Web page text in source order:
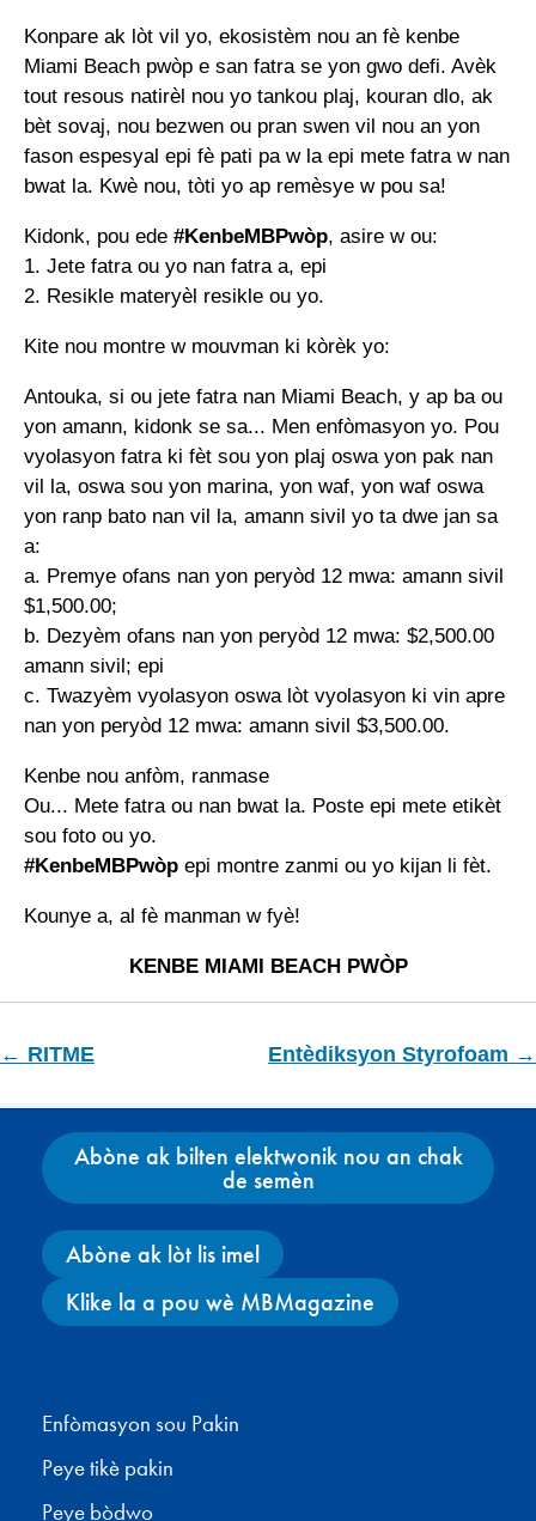
Konpare ak lòt vil yo, ekosistèm nou an fè kenbe
Miami Beach pwòp e san fatra se yon gwo defi. Avèk
tout resous natirèl nou yo tankou plaj, kouran dlo, ak
bèt sovaj, nou bezwen ou pran swen vil nou an yon
fason espesyal epi fè pati pa w la epi mete fatra w nan
bwat la. Kwè nou, tòti yo ap remèsye w pou sa!
Kidonk, pou ede #KenbeMBPwòp, asire w ou:
1. Jete fatra ou yo nan fatra a, epi
2. Resikle materyèl resikle ou yo.
Kite nou montre w mouvman ki kòrèk yo:
Antouka, si ou jete fatra nan Miami Beach, y ap ba ou
yon amann, kidonk se sa... Men enfòmasyon yo. Pou
vyolasyon fatra ki fèt sou yon plaj oswa yon pak nan
vil la, oswa sou yon marina, yon waf, yon waf oswa
yon ranp bato nan vil la, amann sivil yo ta dwe jan sa
a:
a. Premye ofans nan yon peryòd 12 mwa: amann sivil
$1,500.00;
b. Dezyèm ofans nan yon peryòd 12 mwa: $2,500.00
amann sivil; epi
c. Twazyèm vyolasyon oswa lòt vyolasyon ki vin apre
nan yon peryòd 12 mwa: amann sivil $3,500.00.
Kenbe nou anfòm, ranmase
Ou... Mete fatra ou nan bwat la. Poste epi mete etikèt
sou foto ou yo.
#KenbeMBPwòp epi montre zanmi ou yo kijan li fèt.
Kounye a, al fè manman w fyè!
KENBE MIAMI BEACH PWÒP
← RITME Entèdiksyon Styrofoam →
Abòne ak bilten elektwonik nou an chak
de semèn
Abòne ak lòt lis imel
Klike la a pou wè MBMagazine
Enfòmasyon sou Pakin
Peye tikè pakin
Peye bòdwo